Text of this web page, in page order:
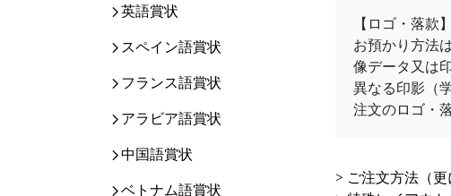
英語賞状
スペイン語賞状
フランス語賞状
アラビア語賞状
中国語賞状
ベトナム語賞状
【ロゴ・落款】
お預かり方法
像データ又は
異なる印影（
注文のロゴ・
> ご注文方法（更